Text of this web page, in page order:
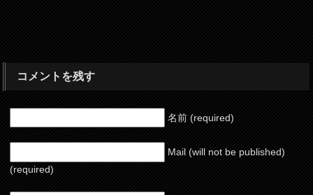
コメントを残す
名前 (required)
Mail (will not be published)
(required)